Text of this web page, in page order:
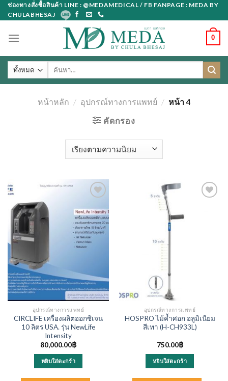
Skip
to
ช่องทางสั่งซื้อสินค้า LINE : @MEDAMEDICAL / FB FANPAGE : MEDA BY
CHULABHESAJ
0
ค้นหา:
หน้าหลัก / อุปกรณ์ทางการแพทย์ / หน้า 4
คัดกรอง
อุปกรณ์ทางการแพทย์
CIRCLIFE เครื่องผลิตออกซิเจน
10 ลิตร USA. รุ่น NewLife
lntensity
80,000.00฿
หยิบใส่ตะกร้า
อุปกรณ์ทางการแพทย์
HOSPRO ไม้ค้ำศอก อลูมิเนียม
สีเทา (H-CH933L)
750.00฿
หยิบใส่ตะกร้า